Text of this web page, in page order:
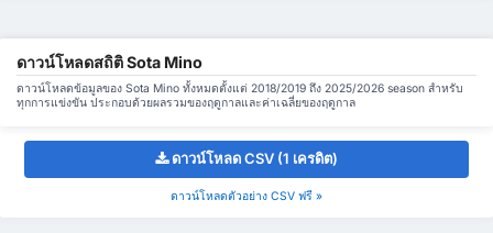
ดาวน์โหลดสถิติ Sota Mino
ดาวน์โหลดข้อมูลของ Sota Mino ทั้งหมดตั้งแต่ 2018/2019 ถึง 2025/2026 season สำหรับ
ทุกการแข่งขัน ประกอบด้วยผลรวมของฤดูกาลและค่าเฉลี่ยของฤดูกาล
ดาวน์โหลด CSV (1 เครดิต)
ดาวน์โหลดตัวอย่าง CSV ฟรี »